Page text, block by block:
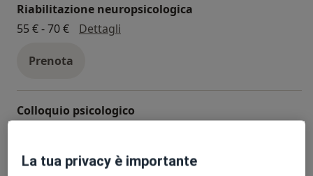
Riabilitazione neuropsicologica
55 € - 70 €
Dettagli
Prenota
Colloquio psicologico
Prenota
La tua privacy è importante